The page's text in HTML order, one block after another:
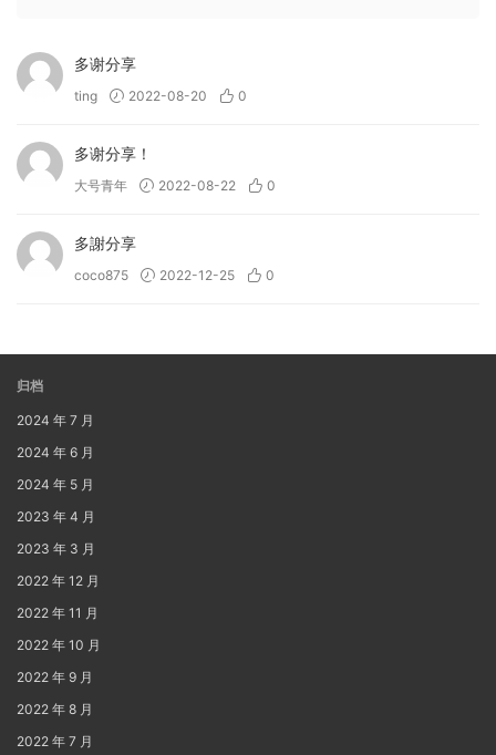
多谢分享
ting 2022-08-20 0
多谢分享！
大号青年 2022-08-22 0
多謝分享
coco875 2022-12-25 0
归档
2024 年 7 月
2024 年 6 月
2024 年 5 月
2023 年 4 月
2023 年 3 月
2022 年 12 月
2022 年 11 月
2022 年 10 月
2022 年 9 月
2022 年 8 月
2022 年 7 月